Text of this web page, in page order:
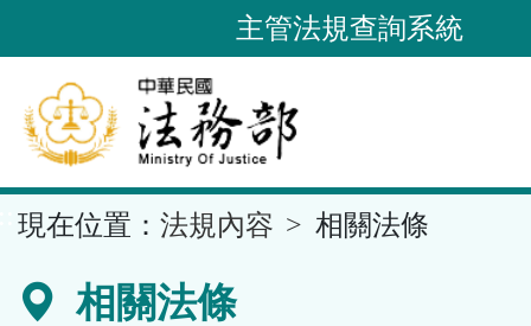
到
要
內
容
區
主管法規查詢系統
現在位置： 法規內容 相關法條
相關法條